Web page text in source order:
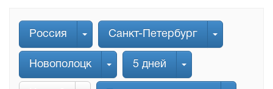
Россия Санкт-Петербург
Новополоцк 5 дней